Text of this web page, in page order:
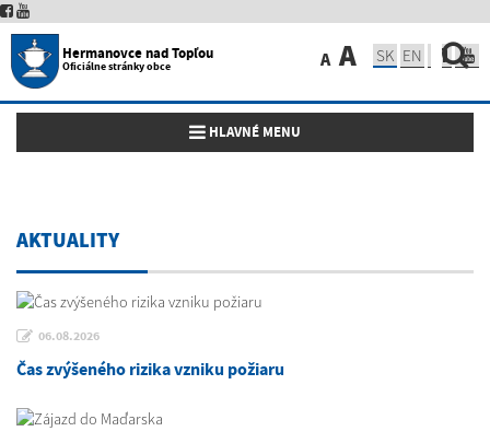
Hermanovce nad Topľou
Oficiálne stránky obce A A SK EN
Toggle navigation
HLAVNÉ MENU
AKTUALITY
06.08.2026
Čas zvýšeného rizika vzniku požiaru